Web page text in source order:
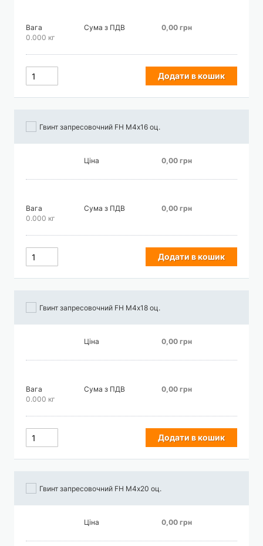
Вага
0.000 кг
Сума з ПДВ 0,00 грн
Додати в кошик
Гвинт запресовочний FH М4х16 оц.
Ціна 0,00 грн
Вага
0.000 кг
Сума з ПДВ 0,00 грн
Додати в кошик
Гвинт запресовочний FH М4х18 оц.
Ціна 0,00 грн
Вага
0.000 кг
Сума з ПДВ 0,00 грн
Додати в кошик
Гвинт запресовочний FH М4х20 оц.
Ціна 0,00 грн